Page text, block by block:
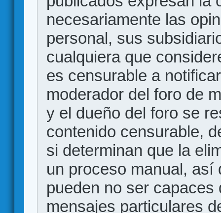
necesariamente las
personal, sus
cualquiera que
es censurable a
moderador del foro de
y el dueño del foro se
contenido censurable,
si determinan que la
un proceso manual, así
pueden no ser
mensajes particulares